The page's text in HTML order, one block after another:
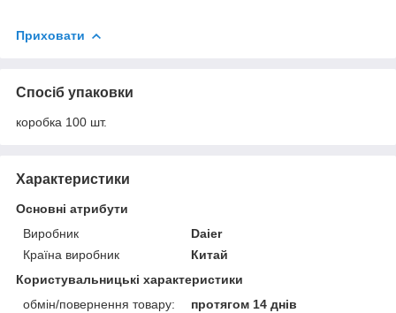
Приховати
Спосіб упаковки
коробка 100 шт.
Характеристики
Основні атрибути
Виробник
Daier
Країна виробник
Китай
Користувальницькі характеристики
обмін/повернення товару:
протягом 14 днів